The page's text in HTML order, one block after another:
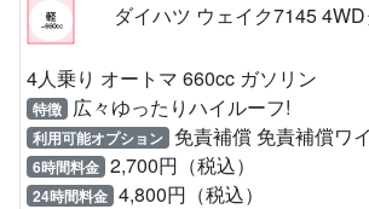
ダイハツ ウェイク7145
4人乗り オートマ 660cc ガソリン
特徴 広々ゆったりハイルーフ!
利用可能オプション 免責補償 免責補償ワ
6時間料金 2,700円（税込）
24時間料金 4,800円（税込）